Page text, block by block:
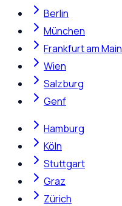
Berlin
München
Frankfurt am Main
Wien
Salzburg
Genf
Hamburg
Köln
Stuttgart
Graz
Zürich